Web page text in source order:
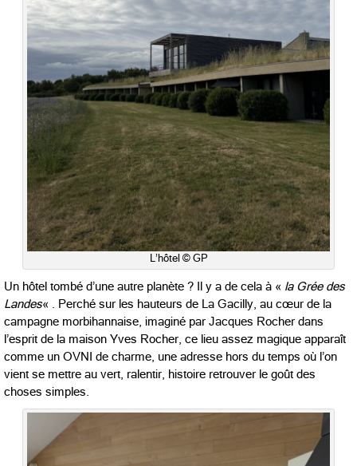
L’hôtel © GP
Un hôtel tombé d’une autre planète ? Il y a de cela à « la Grée des
Landes« . Perché sur les hauteurs de La Gacilly, au cœur de la
campagne morbihannaise, imaginé par Jacques Rocher dans
l’esprit de la maison Yves Rocher, ce lieu assez magique apparaît
comme un OVNI de charme, une adresse hors du temps où l’on
vient se mettre au vert, ralentir, histoire retrouver le goût des
choses simples.